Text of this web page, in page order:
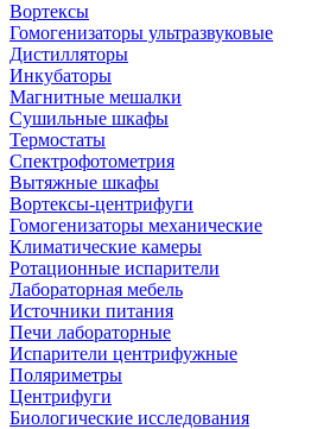
Вортексы
Гомогенизаторы ультразвуковые
Дистилляторы
Инкубаторы
Магнитные мешалки
Сушильные шкафы
Термостаты
Спектрофотометрия
Вытяжные шкафы
Вортексы-центрифуги
Гомогенизаторы механические
Климатические камеры
Ротационные испарители
Лабораторная мебель
Источники питания
Печи лабораторные
Испарители центрифужные
Поляриметры
Центрифуги
Биологические исследования